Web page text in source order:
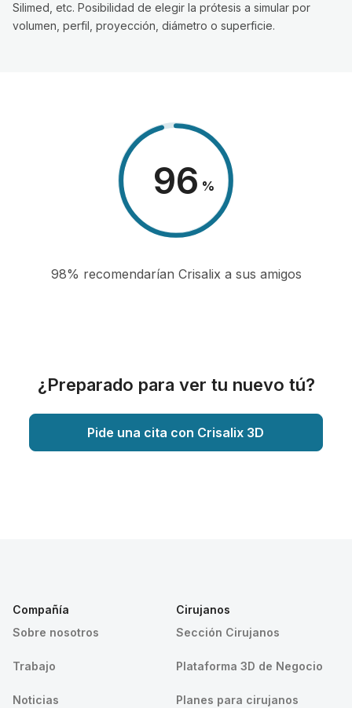
Silimed, etc. Posibilidad de elegir la prótesis a simular por
volumen, perfil, proyección, diámetro o superficie.
98 %
98% recomendarían Crisalix a sus amigos
¿Preparado para ver tu nuevo tú?
Pide una cita con Crisalix 3D
Compañía
Sobre nosotros
Trabajo
Noticias
Cirujanos
Sección Cirujanos
Plataforma 3D de Negocio
Planes para cirujanos